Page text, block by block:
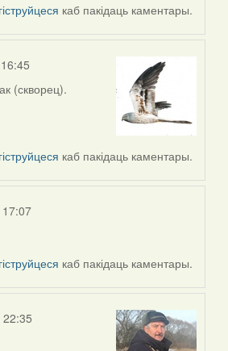
каб пакідаць каментары.
(скворец).
каб пакідаць каментары.
каб пакідаць каментары.